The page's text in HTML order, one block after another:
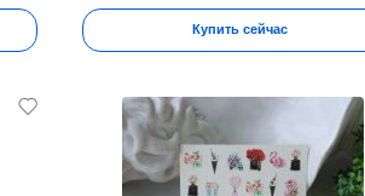
Купить сейчас